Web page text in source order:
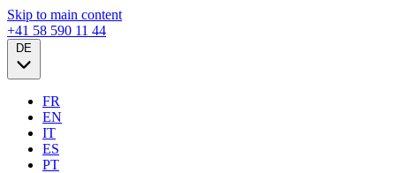
Skip to main content
+41 58 590 11 44
FR
EN
IT
ES
PT